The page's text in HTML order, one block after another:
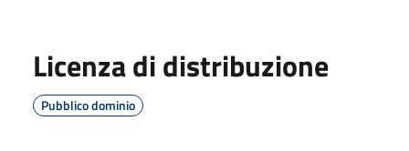
Licenza di distribuzione
Pubblico dominio